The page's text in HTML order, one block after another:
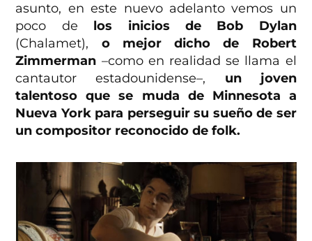
asunto, en este nuevo adelanto vemos un
poco de los inicios de Bob
Dylan
(Chalamet), o mejor dicho de Robert
Zimmerman –como en realidad se llama el
cantautor estadounidense–, un joven
talentoso que se muda de Minnesota a
Nueva York para perseguir su sueño de ser
un compositor reconocido de folk.